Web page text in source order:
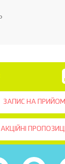
ЗАПИС НА ПРИЙОМ
АКЦІЙНІ ПРОПОЗИЦІЇ